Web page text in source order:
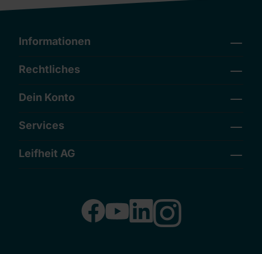
Informationen
Rechtliches
Dein Konto
Services
Leifheit AG